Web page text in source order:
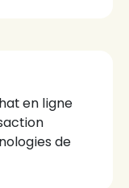
en ligne
de